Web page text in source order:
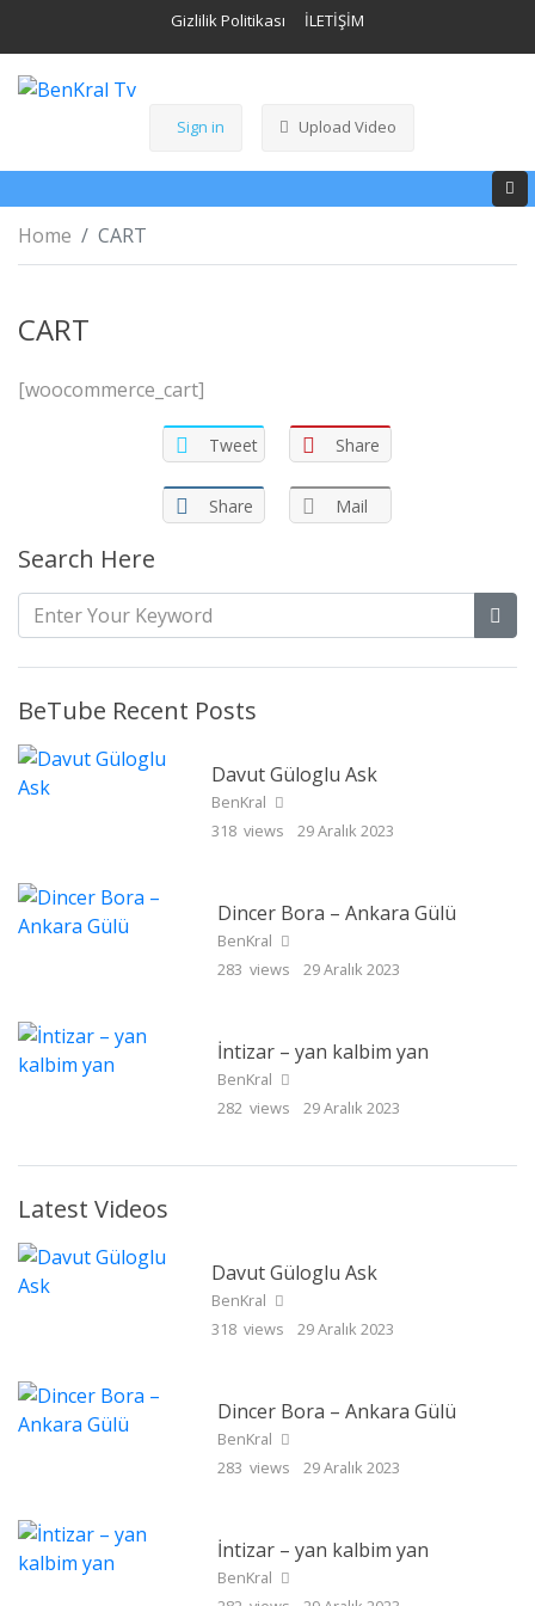
Gizlilik Politikası İLETİŞİM
Sign in Upload Video
Home CART
CART
[woocommerce_cart]
Tweet Share
Share Mail
Search Here
BeTube Recent Posts
Davut Güloglu Ask
BenKral
318 views
29 Aralık 2023
Dincer Bora – Ankara Gülü
BenKral
283 views
29 Aralık 2023
İntizar – yan kalbim yan
BenKral
282 views
29 Aralık 2023
Latest Videos
Davut Güloglu Ask
BenKral
318 views
29 Aralık 2023
Dincer Bora – Ankara Gülü
BenKral
283 views
29 Aralık 2023
İntizar – yan kalbim yan
BenKral